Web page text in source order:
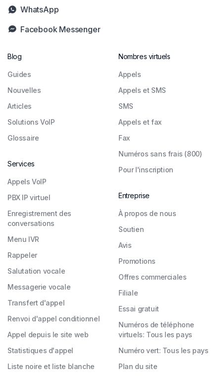
Facebook Messenger
WhatsApp
Blog
Guides
Nouvelles
Articles
Solutions VoIP
Glossaire
Services
Appels VoIP
PBX IP virtuel
Enregistrement des
conversations
Menu IVR
Rappeler
Salutation vocale
Messagerie vocale
Transfert d'appel
Renvoi d'appel conditionnel
Appel depuis le site web
Statistiques d'appel
Liste noire et liste blanche
Nombres virtuels
Appels
Appels et SMS
SMS
Appels et fax
Fax
Numéros sans frais (800)
Pour l'inscription
Entreprise
À propos de nous
Soutien
Avis
Promotions
Offres commerciales
Filiale
Essai gratuit
Numéros de téléphone
virtuels: Tous les pays
Numéro vert: Tous les pays
Plan du site